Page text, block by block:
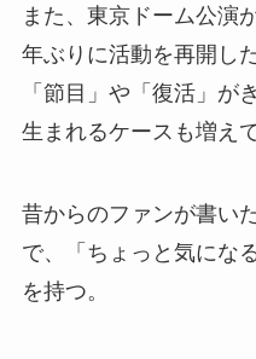
また、東京ドーム公演
年ぶりに活動を再開し
「節目」や「復活」が
生まれるケースも増え
昔からのファンが書い
で、「ちょっと気にな
を持つ。